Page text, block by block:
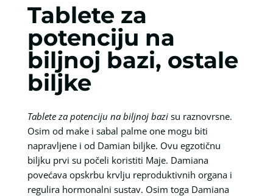
Tablete za
potenciju na
biljnoj bazi, ostale
biljke
Tablete za potenciju na biljnoj bazisu raznovrsne.
Osim od make i sabal palme one mogu biti
napravljene i od Damian biljke. Ovu egzotičnu
biljku prvi su počeli koristiti Maje. Damiana
povećava opskrbu krvlju reproduktivnih organa i
regulira hormonalni sustav. Osim toga Damiana